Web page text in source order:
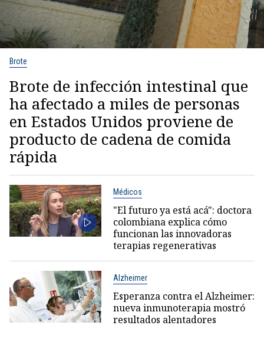
Brote
Brote de infección intestinal que
ha afectado a miles de personas
en Estados Unidos proviene de
producto de cadena de comida
rápida
Médicos
"El futuro ya está acá": doctora
colombiana explica cómo
funcionan las innovadoras
terapias regenerativas
Alzheimer
Esperanza contra el Alzheimer:
nueva inmunoterapia mostró
resultados alentadores